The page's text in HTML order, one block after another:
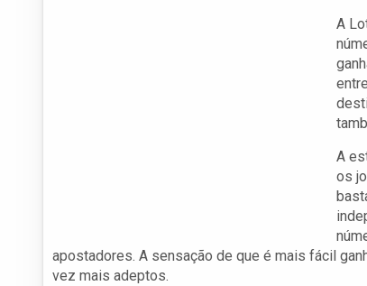
A
A
os
apostadores. A sensação de que é mais fácil
vez mais adeptos.